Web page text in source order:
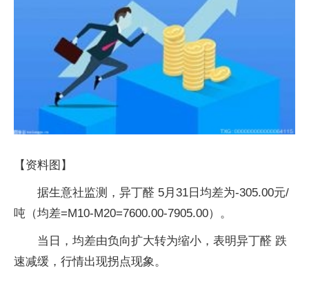
【资料图】
据生意社监测，异丁醛 5月31日均差为-305.00元/
吨（均差=M10-M20=7600.00-7905.00）。
当日，均差由负向扩大转为缩小，表明异丁醛 跌
速减缓，行情出现拐点现象。